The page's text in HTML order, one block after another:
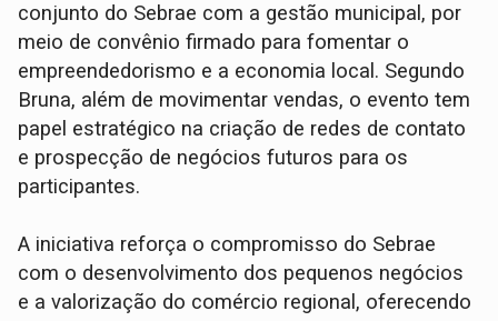
conjunto do Sebrae com a gestão municipal, por
meio de convênio firmado para fomentar o
empreendedorismo e a economia local. Segundo
Bruna, além de movimentar vendas, o evento tem
papel estratégico na criação de redes de contato
e prospecção de negócios futuros para os
participantes.
A iniciativa reforça o compromisso do Sebrae
com o desenvolvimento dos pequenos negócios
e a valorização do comércio regional, oferecendo